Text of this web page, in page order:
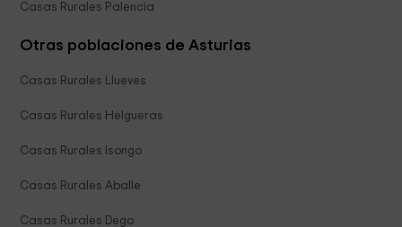
Casas Rurales Palencia
Otras poblaciones de Asturias
Casas Rurales Llueves
Casas Rurales Helgueras
Casas Rurales Isongo
Casas Rurales Aballe
Casas Rurales Dego